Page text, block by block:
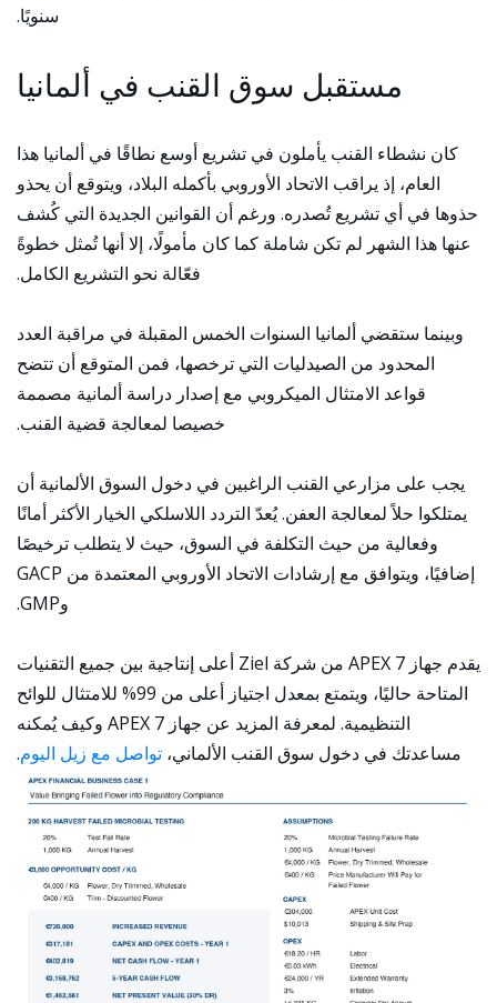
سنويًا.
مستقبل سوق القنب في ألمانيا
كان نشطاء القنب يأملون في تشريع أوسع نطاقًا في ألمانيا هذا
العام، إذ يراقب الاتحاد الأوروبي بأكمله البلاد، ويتوقع أن يحذو
حذوها في أي تشريع تُصدره. ورغم أن القوانين الجديدة التي كُشف
عنها هذا الشهر لم تكن شاملة كما كان مأمولًا، إلا أنها تُمثل خطوةً
فعّالة نحو التشريع الكامل.
وبينما ستقضي ألمانيا السنوات الخمس المقبلة في مراقبة العدد
المحدود من الصيدليات التي ترخصها، فمن المتوقع أن تتضح
قواعد الامتثال الميكروبي مع إصدار دراسة ألمانية مصممة
خصيصا لمعالجة قضية القنب.
يجب على مزارعي القنب الراغبين في دخول السوق الألمانية أن
يمتلكوا حلاً لمعالجة العفن. يُعدّ التردد اللاسلكي الخيار الأكثر أمانًا
وفعالية من حيث التكلفة في السوق، حيث لا يتطلب ترخيصًا
إضافيًا، ويتوافق مع إرشادات الاتحاد الأوروبي المعتمدة من GACP
وGMP.
يقدم جهاز APEX 7 من شركة Ziel أعلى إنتاجية بين جميع التقنيات
المتاحة حاليًا، ويتمتع بمعدل اجتياز أعلى من 99% للامتثال للوائح
التنظيمية. لمعرفة المزيد عن جهاز APEX 7 وكيف يُمكنه
مساعدتك في دخول سوق القنب الألماني، تواصل مع زيل اليوم.